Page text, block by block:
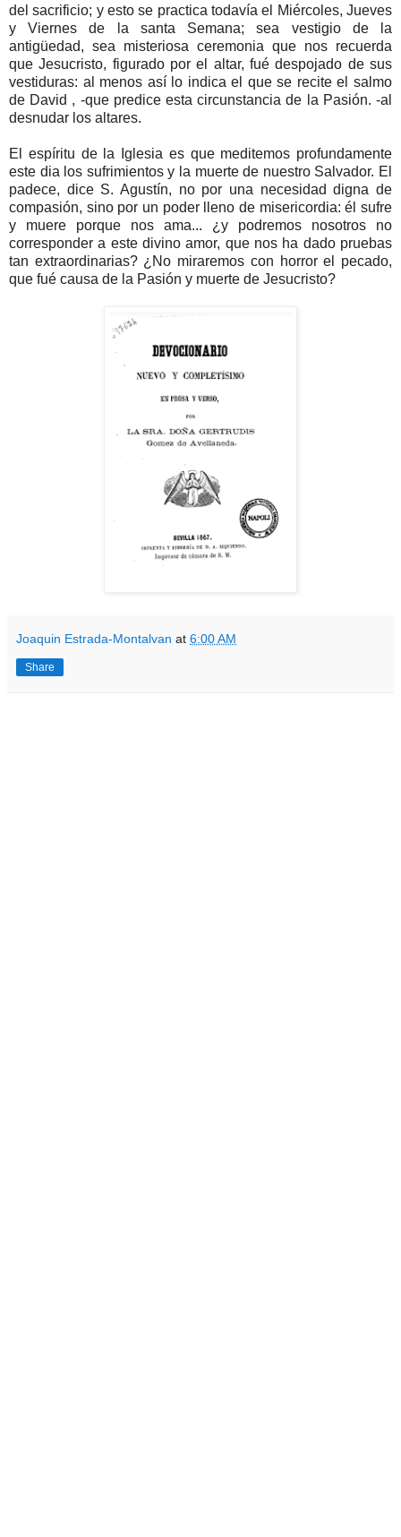
del sacrificio; y esto se practica todavía el Miércoles, Jueves
y Viernes de la santa Semana; sea vestigio de la
antigüedad, sea misteriosa ceremonia que nos recuerda
que Jesucristo, figurado por el altar, fué despojado de sus
vestiduras: al menos así lo indica el que se recite el salmo
de David , -que predice esta circunstancia de la Pasión. -al
desnudar los altares.
El espíritu de la Iglesia es que meditemos profundamente
este dia los sufrimientos y la muerte de nuestro Salvador. El
padece, dice S. Agustín, no por una necesidad digna de
compasión, sino por un poder lleno de misericordia: él sufre
y muere porque nos ama... ¿y podremos nosotros no
corresponder a este divino amor, que nos ha dado pruebas
tan extraordinarias? ¿No miraremos con horror el pecado,
que fué causa de la Pasión y muerte de Jesucristo?
Joaquin Estrada-Montalvan at 6:00 AM
Share